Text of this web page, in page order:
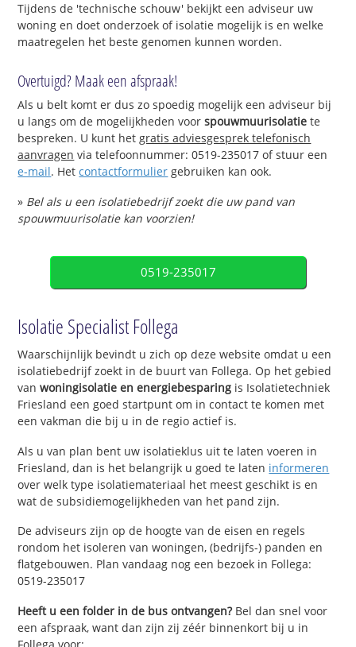
Tijdens de 'technische schouw' bekijkt een adviseur uw
woning en doet onderzoek of isolatie mogelijk is en welke
maatregelen het beste genomen kunnen worden.
Overtuigd? Maak een afspraak!
Als u belt komt er dus zo spoedig mogelijk een adviseur bij
u langs om de mogelijkheden voorspouwmuurisolatie te
bespreken. U kunt hetgratis adviesgesprek telefonisch
aanvragen via telefoonnummer: 0519-235017 of stuur een
e-mail. Hetcontactformulier gebruiken kan ook.
» Bel als u een isolatiebedrijf zoekt die uw pand van
spouwmuurisolatie kan voorzien!
0519-235017
Isolatie Specialist Follega
Waarschijnlijk bevindt u zich op deze website omdat u een
isolatiebedrijf zoekt in de buurt van Follega. Op het gebied
vanwoningisolatie en energiebesparing is Isolatietechniek
Friesland een goed startpunt om in contact te komen met
een vakman die bij u in de regio actief is.
Als u van plan bent uw isolatieklus uit te laten voeren in
Friesland, dan is het belangrijk u goed te laten informeren
over welk type isolatiemateriaal het meest geschikt is en
wat de subsidiemogelijkheden van het pand zijn.
De adviseurs zijn op de hoogte van de eisen en regels
rondom het isoleren van woningen, (bedrijfs-) panden en
flatgebouwen. Plan vandaag nog een bezoek in Follega:
0519-235017
Heeft u een folder in de bus ontvangen?Bel dan snel voor
een afspraak, want dan zijn zij zéér binnenkort bij u in